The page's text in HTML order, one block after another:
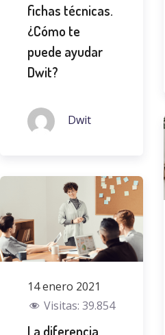
fichas técnicas.
¿Cómo te
puede ayudar
Dwit?
Dwit
14 enero 2021
Visitas: 39.854
La diferencia